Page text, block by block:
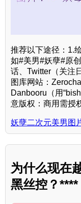
推荐以下途径：1.
如#美男#妖孽#原
话、Twitter（关注
图库网站：
Danbooru（用
意版权：商用需授
妖孽二次元美男图
为什么现在
黑丝控？****